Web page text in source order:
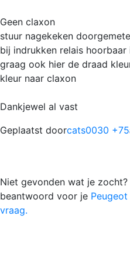
Geen claxon
stuur nagekeken
bij indrukken relais
graag ook hier de draad
kleur naar claxon
Dankjewel al vast
Geplaatst doorcats0030 +75
Niet gevonden wat je
beantwoord voor je
vraag.